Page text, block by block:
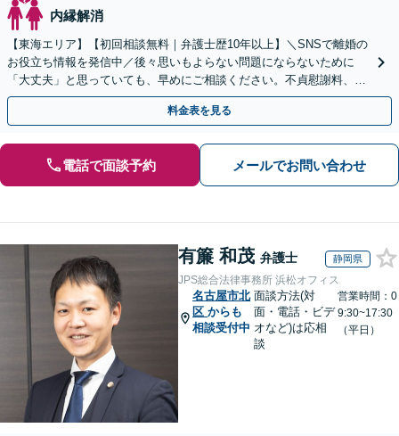
内縁解消
【東海エリア】【初回相談無料｜弁護士歴10年以上】＼SNSで離婚の
お役立ち情報を発信中／後々思いもよらない問題にならないために
「大丈夫」と思っていても、早めにご相談ください。不貞慰謝料、養
育費、財産分与、DV、モラハラなど【出張相談可】
料金表を見る
電話で面談予約 メールでお問い合わせ
有簾 和茂 弁護士 静岡県
JPS総合法律事務所 浜松オフィス
名古屋市北
区 からも
相談受付中
面談方法(対
面・電話・ビデ
オなど)は応相
談
営業時間：0
9:30~17:30
（平日）